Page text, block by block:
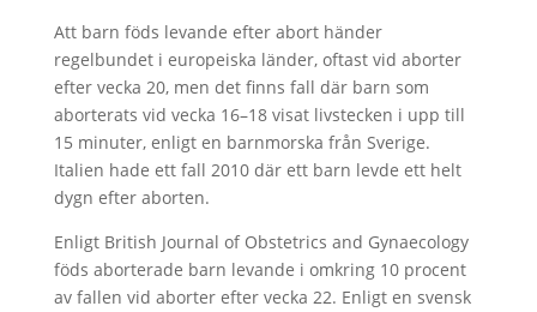
Att barn föds levande efter abort händer
regelbundet i europeiska länder, oftast vid aborter
efter vecka 20, men det finns fall där barn som
aborterats vid vecka 16–18 visat livstecken i upp till
15 minuter, enligt en barnmorska från Sverige.
Italien hade ett fall 2010 där ett barn levde ett helt
dygn efter aborten.
Enligt British Journal of Obstetrics and Gynaecology
föds aborterade barn levande i omkring 10 procent
av fallen vid aborter efter vecka 22. Enligt en svensk